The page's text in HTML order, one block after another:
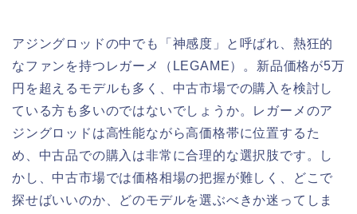
アジングロッドの中でも「神感度」と呼ばれ、熱狂的
なファンを持つレガーメ（LEGAME）。新品価格が5万
円を超えるモデルも多く、中古市場での購入を検討し
ている方も多いのではないでしょうか。レガーメのア
ジングロッドは高性能ながら高価格帯に位置するた
め、中古品での購入は非常に合理的な選択肢です。し
かし、中古市場では価格相場の把握が難しく、どこで
探せばいいのか、どのモデルを選ぶべきか迷ってしま